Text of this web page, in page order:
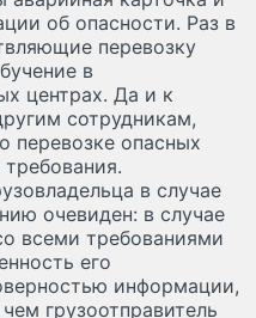
об опасности. Раз в
перевозку
в
центрах. Да и к
сотрудникам,
перевозке опасных
в случае
очевиден: в случае
всеми требованиями
его
информации,
грузоотправитель